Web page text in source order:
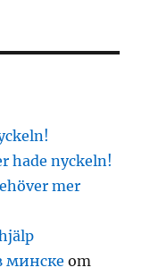
hade nyckeln!
mer
минске om